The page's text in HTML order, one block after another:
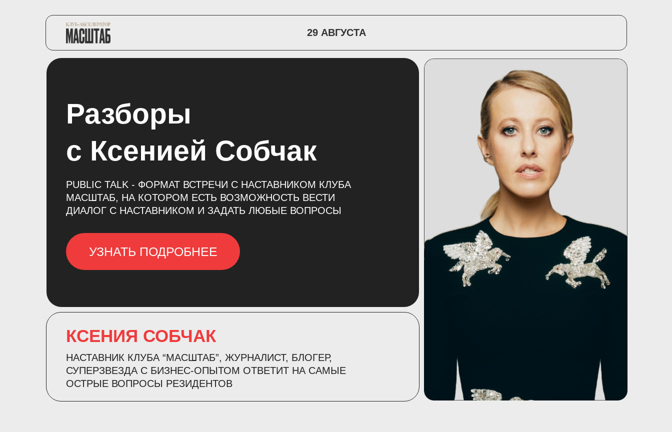
Разборы
с Ксенией Собчак
PUBLIC TALK - ФОРМАТ ВСТРЕЧИ С НАСТАВНИКОМ КЛУБА
МАСШТАБ, НА КОТОРОМ ЕСТЬ ВОЗМОЖНОСТЬ ВЕСТИ
ДИАЛОГ С НАСТАВНИКОМ И ЗАДАТЬ ЛЮБЫЕ ВОПРОСЫ
УЗНАТЬ ПОДРОБНЕЕ
КСЕНИЯ СОБЧАК
НАСТАВНИК КЛУБА “МАСШТАБ”, ЖУРНАЛИСТ, БЛОГЕР,
СУПЕРЗВЕЗДА С БИЗНЕС-ОПЫТОМ ОТВЕТИТ НА САМЫЕ
ОСТРЫЕ ВОПРОСЫ РЕЗИДЕНТОВ
29 АВГУСТА